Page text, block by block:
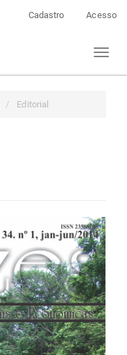
Cadastro Acesso
Toggle
Editorial